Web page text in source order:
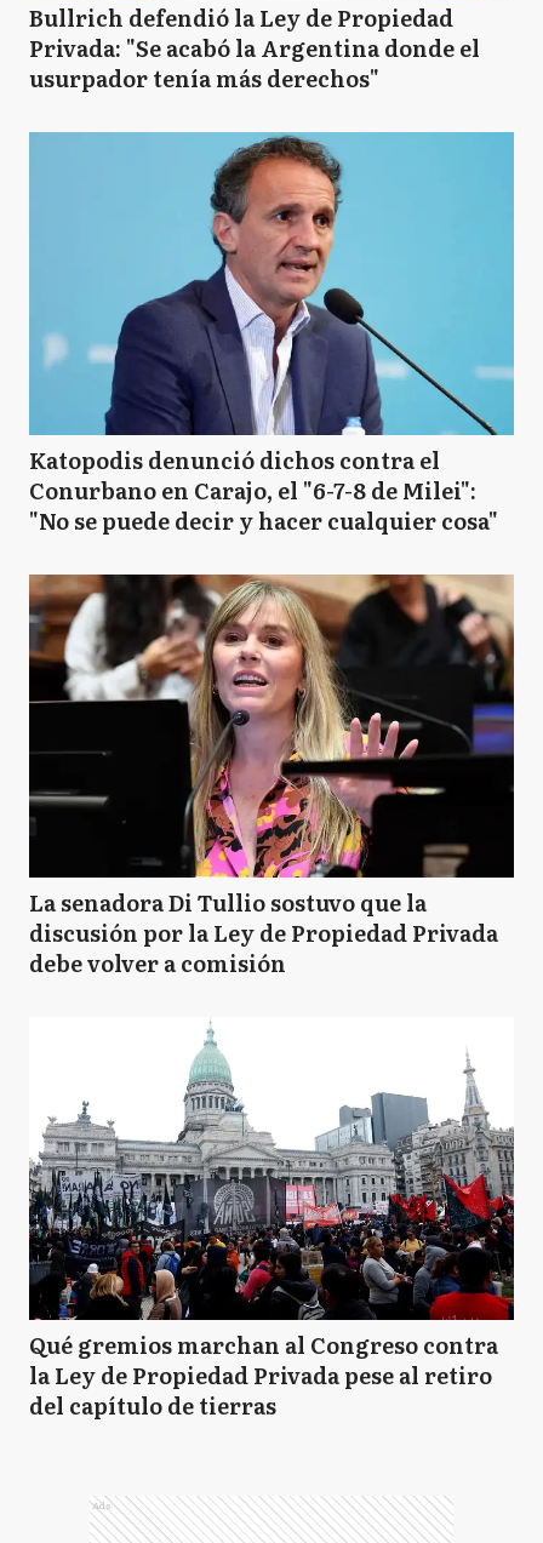
Bullrich defendió la Ley de Propiedad
Privada: "Se acabó la Argentina donde el
usurpador tenía más derechos"
Katopodis denunció dichos contra el
Conurbano en Carajo, el "6-7-8 de Milei":
"No se puede decir y hacer cualquier cosa"
La senadora Di Tullio sostuvo que la
discusión por la Ley de Propiedad Privada
debe volver a comisión
Qué gremios marchan al Congreso contra
la Ley de Propiedad Privada pese al retiro
del capítulo de tierras
Ads